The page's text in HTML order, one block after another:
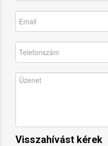
Visszahívást kérek